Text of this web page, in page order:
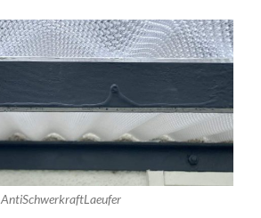
AntiSchwerkraftLaeufer